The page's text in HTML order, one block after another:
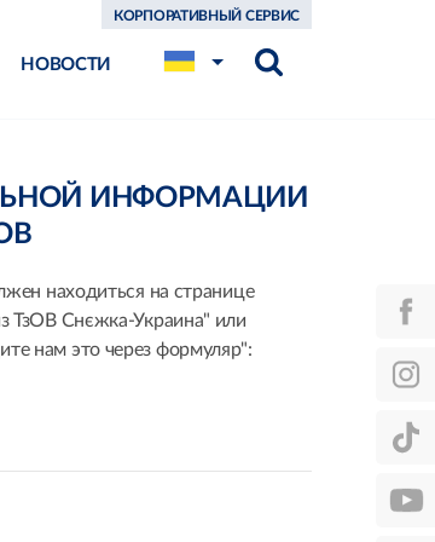
НОВОСТИ
КОРПОРАТИВНЫЙ СЕРВИС
ИНФОРМАЦИИ
находиться на странице
ТзОВ Снєжка-Украина" или
нам это через формуляр":